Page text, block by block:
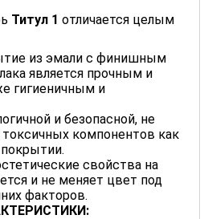
Титул 1 отличается целым
из эмали с финишным
является прочным и
гигиеничным и
и безопасной, не
компонентов как
свойства на
и не меняет цвет под
факторов.